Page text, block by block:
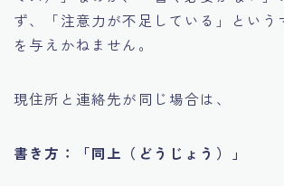
ず、「注意力が不足している」という
を与えかねません。
現住所と連絡先が同じ場合は、
書き方：「同上（どうじょう）」